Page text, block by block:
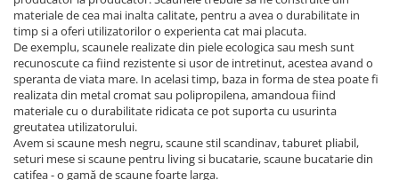
materiale de cea mai inalta calitate, pentru a avea o durabilitate in
timp si a oferi utilizatorilor o experienta cat mai placuta.
De exemplu, scaunele realizate din piele ecologica sau mesh sunt
recunoscute ca fiind rezistente si usor de intretinut, acestea avand o
speranta de viata mare. In acelasi timp, baza in forma de stea poate fi
realizata din metal cromat sau polipropilena, amandoua fiind
materiale cu o durabilitate ridicata ce pot suporta cu usurinta
greutatea utilizatorului.
Avem si scaune mesh negru, scaune stil scandinav, taburet pliabil,
seturi mese si scaune pentru living si bucatarie, scaune bucatarie din
catifea - o gamă de scaune foarte larga.